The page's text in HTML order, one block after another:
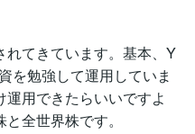
てきています。基本、Y
を勉強して運用していま
用できたらいいですよ
全世界株です。